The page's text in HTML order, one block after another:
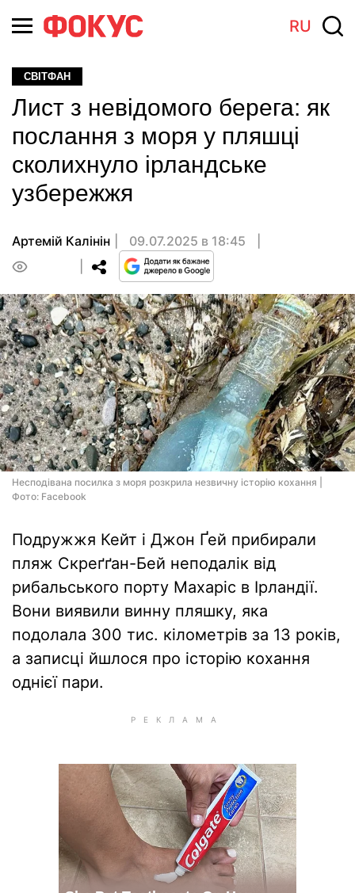
RU
СВІТФАН
Лист з невідомого берега: як
послання з моря у пляшці
сколихнуло ірландське
узбережжя
Артемій Калінін
09.07.2025 в 18:45
Несподівана посилка з моря розкрила незвичну історію кохання |
Фото: Facebook
Подружжя Кейт і Джон Ґей прибирали
пляж Скреґґан-Бей неподалік від
рибальського порту Махаріс в Ірландії.
Вони виявили винну пляшку, яка
подолала 300 тис. кілометрів за 13 років,
а записці йшлося про історію кохання
однієї пари.